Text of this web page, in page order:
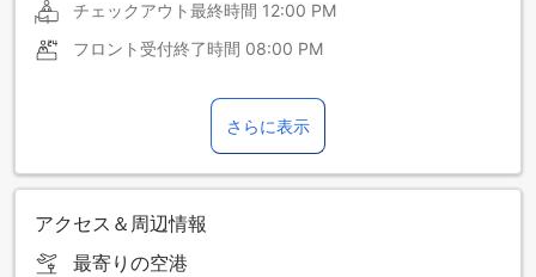
チェックアウト最終時間 12:00 PM
フロント受付終了時間 08:00 PM
さらに表示
アクセス＆周辺情報
最寄りの空港